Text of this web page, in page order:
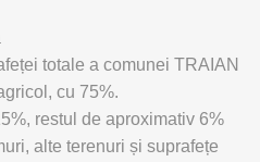
totale a comunei TRAIAN
cu 75%.
restul de aproximativ 6%
alte terenuri și suprafețe